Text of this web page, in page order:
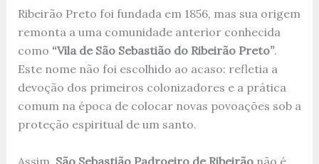
Ribeirão Preto foi fundada em 1856, mas sua origem
remonta a uma comunidade anterior conhecida
como “Vila de São Sebastião do Ribeirão Preto”.
Este nome não foi escolhido ao acaso: refletia a
devoção dos primeiros colonizadores e a prática
comum na época de colocar novas povoações sob a
proteção espiritual de um santo.
Assim, São Sebastião Padroeiro de Ribeirãonão é